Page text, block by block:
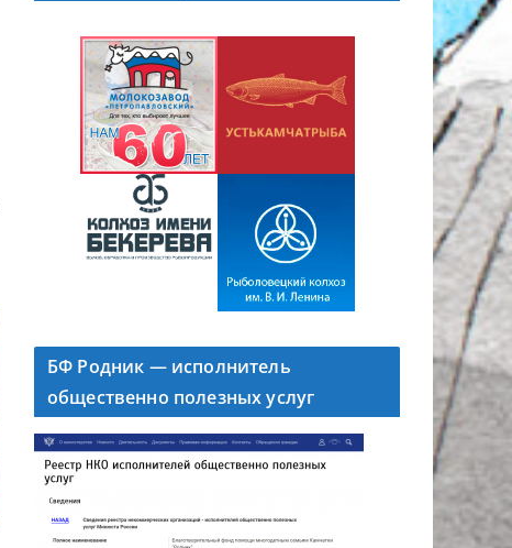
БФ Родник — исполнитель
общественно полезных услуг